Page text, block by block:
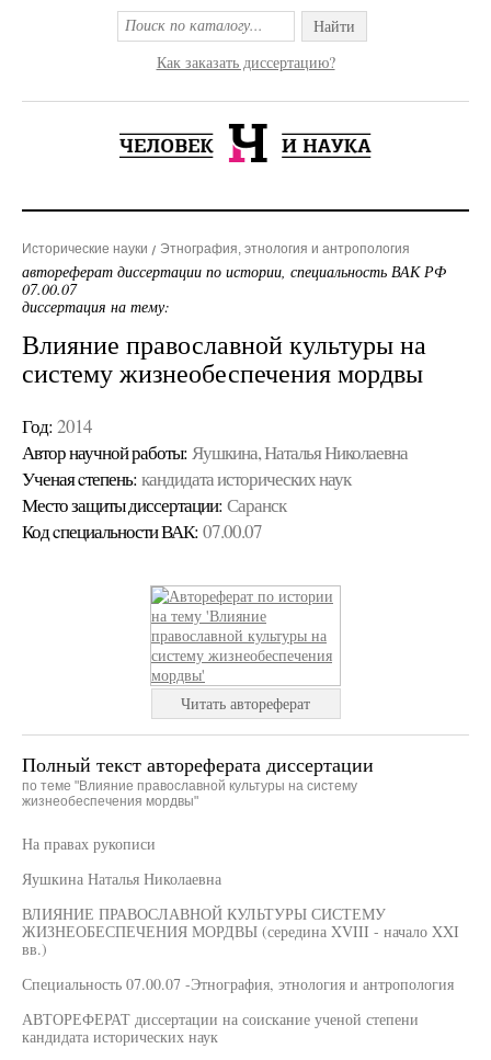
Найти
Как заказать диссертацию?
Исторические науки Этнография, этнология и антропология
автореферат диссертации по истории, специальность ВАК РФ
07.00.07
диссертация на тему:
Влияние православной культуры на
систему жизнеобеспечения мордвы
Год: 2014
Автор научной работы: Яушкина, Наталья Николаевна
Ученая cтепень: кандидата исторических наук
Место защиты диссертации: Саранск
Код cпециальности ВАК: 07.00.07
Читать автореферат
Полный текст автореферата диссертации
по теме "Влияние православной культуры на систему
жизнеобеспечения мордвы"
На правах рукописи
Яушкина Наталья Николаевна
ВЛИЯНИЕ ПРАВОСЛАВНОЙ КУЛЬТУРЫ СИСТЕМУ
ЖИЗНЕОБЕСПЕЧЕНИЯ МОРДВЫ (середина XVIII - начало XXI
вв.)
Специальность 07.00.07 -Этнография, этнология и антропология
АВТОРЕФЕРАТ диссертации на соискание ученой степени
кандидата исторических наук